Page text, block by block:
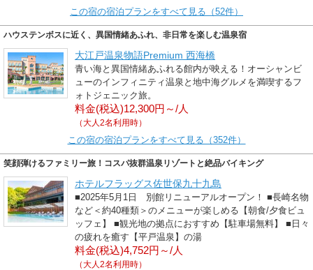
この宿の宿泊プランをすべて見る（52件）
ハウステンボスに近く、異国情緒あふれ、非日常を楽しむ温泉宿
大江戸温泉物語Premium 西海橋
青い海と異国情緒あふれる館内が映える！オーシャンビ
ューのインフィニティ温泉と地中海グルメを満喫するフ
ォトジェニック旅。
料金(税込)12,300円～/人
（大人2名利用時）
この宿の宿泊プランをすべて見る（352件）
笑顔弾けるファミリー旅！コスパ抜群温泉リゾートと絶品バイキング
ホテルフラッグス佐世保九十九島
■2025年5月1日 別館リニューアルオープン！ ■長崎名物
など＜約40種類＞のメニューが楽しめる【朝食/夕食ビュ
ッフェ】 ■観光地の拠点におすすめ【駐車場無料】 ■日々
の疲れを癒す【平戸温泉】の湯
料金(税込)4,752円～/人
（大人2名利用時）